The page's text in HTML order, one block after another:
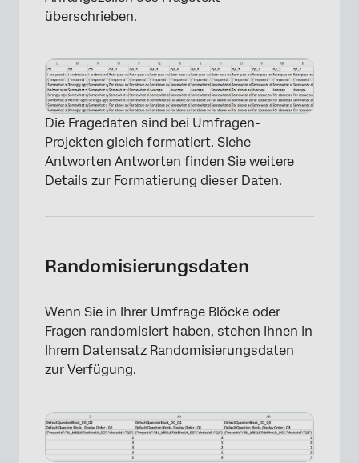
überschrieben.
Die Fragedaten sind bei Umfragen-
Projekten gleich formatiert. Siehe
Antworten Antworten finden Sie weitere
Details zur Formatierung dieser Daten.
Randomisierungsdaten
Wenn Sie in Ihrer Umfrage Blöcke oder
Fragen randomisiert haben, stehen Ihnen in
Ihrem Datensatz Randomisierungsdaten
zur Verfügung.